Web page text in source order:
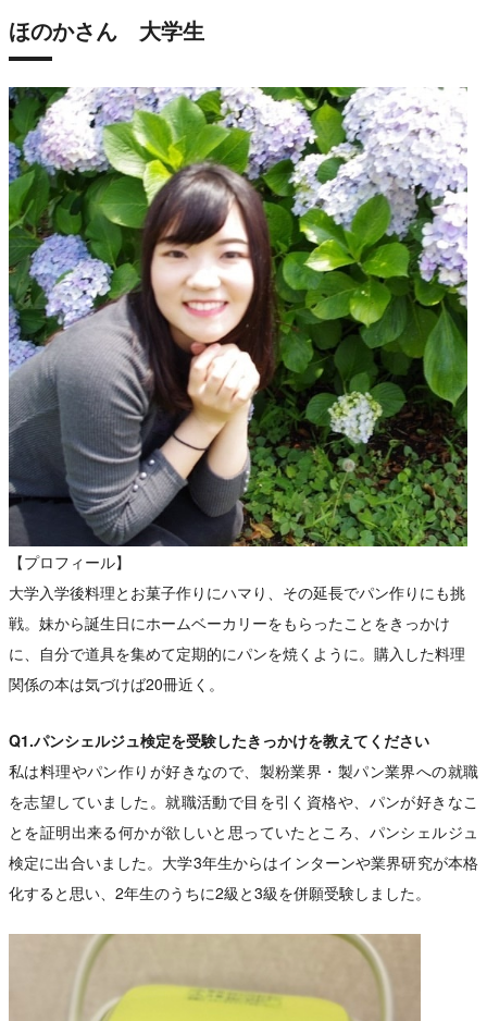
ほのかさん 大学生
【プロフィール】
大学入学後料理とお菓子作りにハマり、その延長でパン作りにも挑
戦。妹から誕生日にホームベーカリーをもらったことをきっかけ
に、自分で道具を集めて定期的にパンを焼くように。購入した料理
関係の本は気づけば20冊近く。
Q1.パンシェルジュ検定を受験したきっかけを教えてください
私は料理やパン作りが好きなので、製粉業界・製パン業界への就職
を志望していました。就職活動で目を引く資格や、パンが好きなこ
とを証明出来る何かが欲しいと思っていたところ、パンシェルジュ
検定に出合いました。大学3年生からはインターンや業界研究が本格
化すると思い、2年生のうちに2級と3級を併願受験しました。